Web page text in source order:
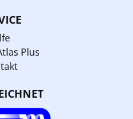
Plus